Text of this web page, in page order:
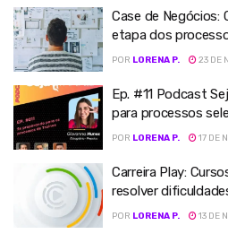
Case de Negócios:
etapa dos
POR LORENA P. 23 DE
Ep. #11 Podcast
para processos
POR LORENA P. 17 DE
Carreira Play:
resolver
POR LORENA P. 13 DE